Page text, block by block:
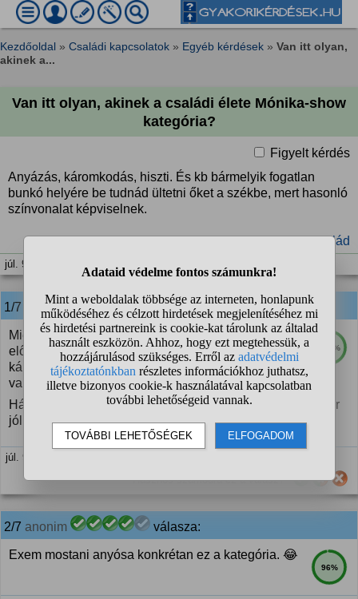
Kezdőoldal » Családi kapcsolatok » Egyéb kérdések » Van itt olyan,
akinek a...
Van itt olyan, akinek a családi élete Mónika-show
kategória?
Figyelt kérdés
Anyázás, káromkodás, hiszti. És kb bármelyik fogatlan
bunkó helyére be tudnád ültetni őket a székbe, mert hasonló
színvonalat képviselnek.
#család
júl. 9. 10:12
1/7 anonim válasza:
100%
Miénkben szerencsére nincs, de most láttam az
előbb a ház előtt hasonlót. Minden szava kemény
káromkodás volt, azért mert az asszony bent hagyott
valami papírt.
Hányinger milyen emberek vannak, az is remélem egyszer
jól elintézi valaki...
júl. 9. 12:25
Hasznos számodra ez a válasz?
2/7 anonim válasza:
96%
Exem mostani anyósa konkrétan ez a kategória. 😂